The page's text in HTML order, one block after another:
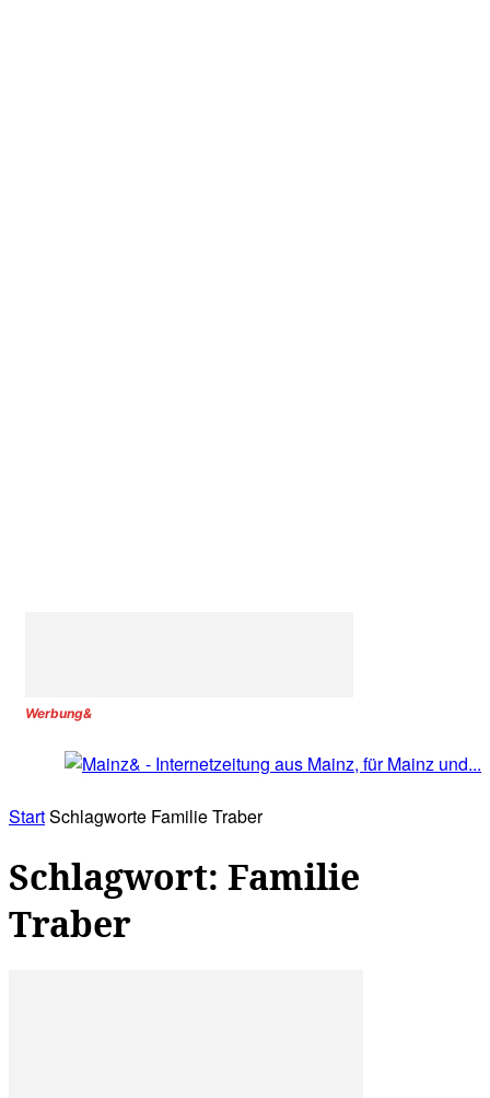
Werbung&
StartSchlagworte Familie Traber
Schlagwort: Familie
Traber